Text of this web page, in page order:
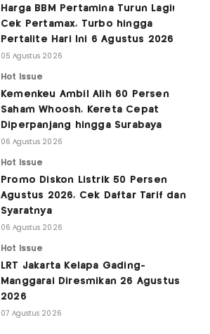
Harga BBM Pertamina Turun Lagi!
Cek Pertamax, Turbo hingga
Pertalite Hari Ini 6 Agustus 2026
05 Agustus 2026
Hot Issue
Kemenkeu Ambil Alih 60 Persen
Saham Whoosh, Kereta Cepat
Diperpanjang hingga Surabaya
06 Agustus 2026
Hot Issue
Promo Diskon Listrik 50 Persen
Agustus 2026, Cek Daftar Tarif dan
Syaratnya
06 Agustus 2026
Hot Issue
LRT Jakarta Kelapa Gading-
Manggarai Diresmikan 26 Agustus
2026
07 Agustus 2026